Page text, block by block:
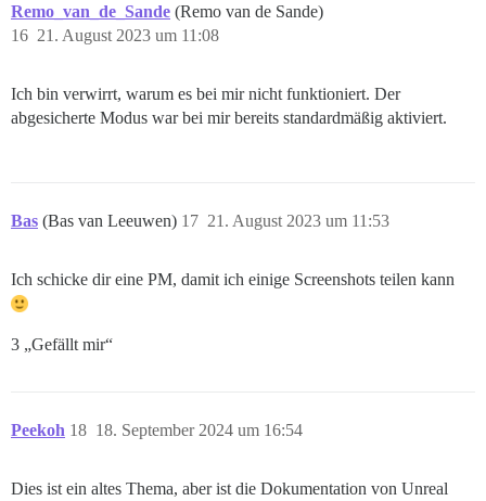
Remo_van_de_Sande (Remo van de Sande)
21. August 2023 um 11:08
16
Ich bin verwirrt, warum es bei mir nicht funktioniert. Der
abgesicherte Modus war bei mir bereits standardmäßig aktiviert.
Bas (Bas van Leeuwen) 21. August 2023 um 11:53
17
Ich schicke dir eine PM, damit ich einige Screenshots teilen kann
3 „Gefällt mir“
Peekoh 18. September 2024 um 16:54
18
Dies ist ein altes Thema, aber ist die Dokumentation von Unreal